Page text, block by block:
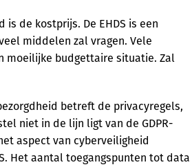
is de kostprijs. De EHDS is een
middelen zal vragen. Vele
moeilijke budgettaire situatie. Zal
betreft de privacyregels,
niet in de lijn ligt van de GDPR-
aspect van cyberveiligheid
Het aantal toegangspunten tot data